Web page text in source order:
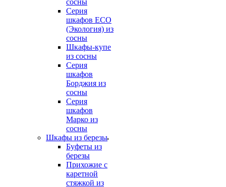
сосны
Серия
шкафов ECO
(Экология) из
сосны
Шкафы-купе
из сосны
Серия
шкафов
Борджия из
сосны
Серия
шкафов
Марко из
сосны
Шкафы из березы
Буфеты из
березы
Прихожие с
каретной
стяжкой из